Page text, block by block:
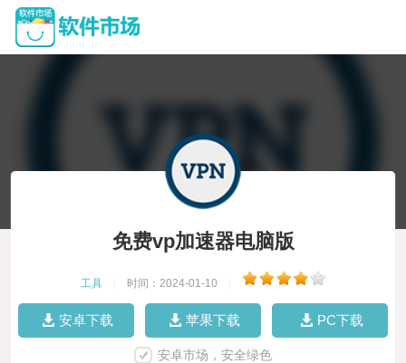
免费vp加速器电脑版
工具 时间：2024-01-10
安卓下载 苹果下载 PC下载
安卓市场，安全绿色